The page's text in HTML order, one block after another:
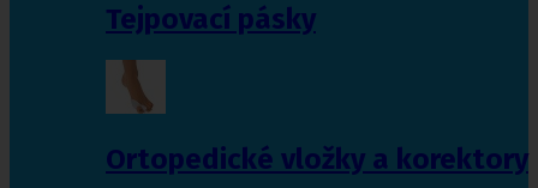
Tejpovací pásky
Ortopedické vložky a korektory